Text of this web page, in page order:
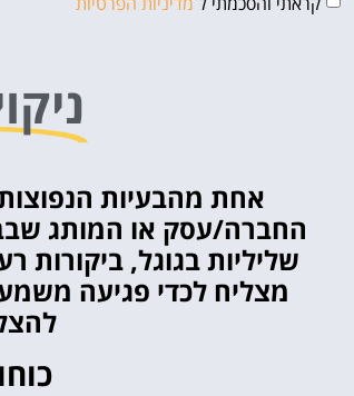
אחת מהבעיות
החברה/עסק או המותג
שליליות בגוגל, ביקורות
מצליח לכדי פגיעה